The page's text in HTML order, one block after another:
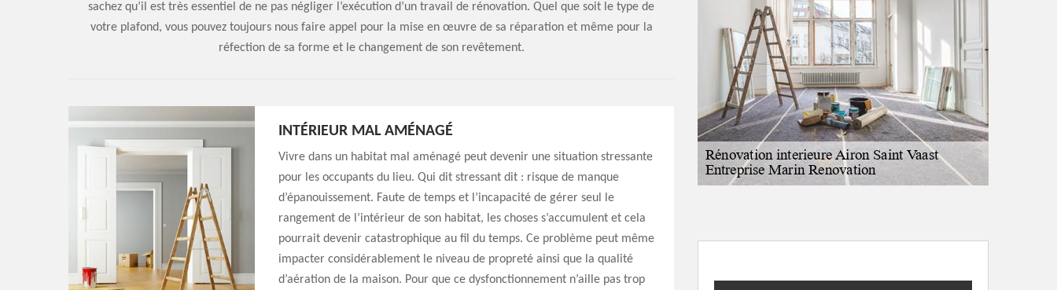
sachez qu’il est très essentiel de ne pas négliger l’exécution d’un travail de rénovation. Quel que soit le type de
votre plafond, vous pouvez toujours nous faire appel pour la mise en œuvre de sa réparation et même pour la
réfection de sa forme et le changement de son revêtement.
INTÉRIEUR MAL AMÉNAGÉ
Vivre dans un habitat mal aménagé peut devenir une situation stressante
pour les occupants du lieu. Qui dit stressant dit : risque de manque
d’épanouissement. Faute de temps et l’incapacité de gérer seul le
rangement de l’intérieur de son habitat, les choses s’accumulent et cela
pourrait devenir catastrophique au fil du temps. Ce problème peut même
impacter considérablement le niveau de propreté ainsi que la qualité
d’aération de la maison. Pour que ce dysfonctionnement n’aille pas trop